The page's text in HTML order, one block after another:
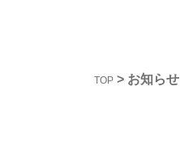
TOP > お知らせ